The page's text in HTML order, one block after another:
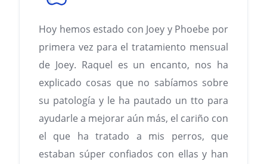
Hoy hemos estado con Joey y Phoebe por
primera vez para el tratamiento mensual
de Joey. Raquel es un encanto, nos ha
explicado cosas que no sabíamos sobre
su patología y le ha pautado un tto para
ayudarle a mejorar aún más, el cariño con
el que ha tratado a mis perros, que
estaban súper confiados con ellas y han